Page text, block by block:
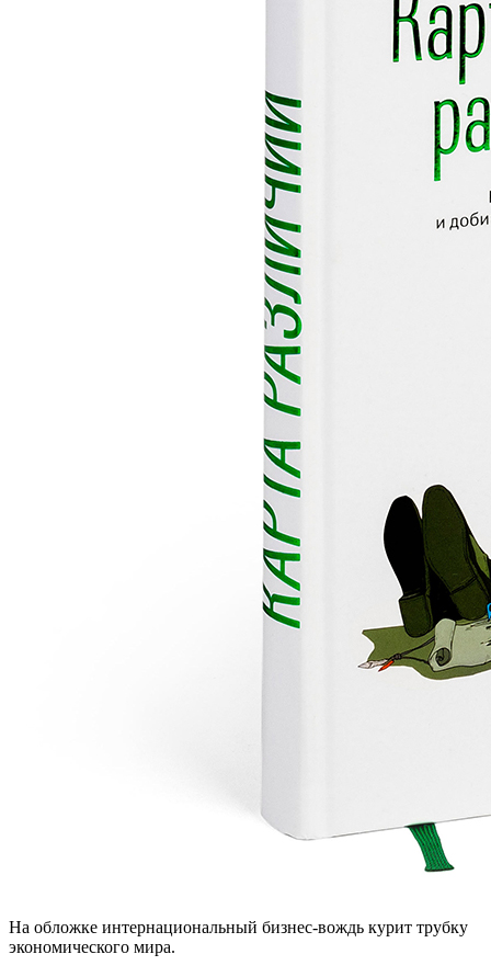
На обложке интернациональный бизнес-вождь курит трубку
экономического мира.